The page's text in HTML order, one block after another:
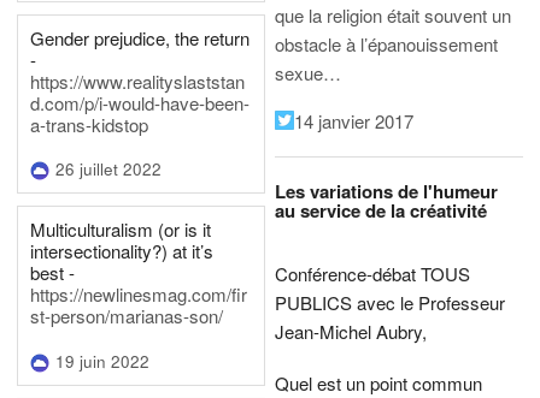
Gender prejudice, the return
-
https://www.realityslaststan
d.com/p/i-would-have-been-
a-trans-kidstop
26 juillet 2022
Multiculturalism (or is it
intersectionality?) at it’s
best -
https://newlinesmag.com/fir
st-person/marianas-son/
19 juin 2022
que la religion était souvent un
obstacle à l’épanouissement
sexue…
14 janvier 2017
Les variations de l'humeur
au service de la créativité
Conférence-débat TOUS
PUBLICS avec le Professeur
Jean-Michel Aubry,
Quel est un point commun